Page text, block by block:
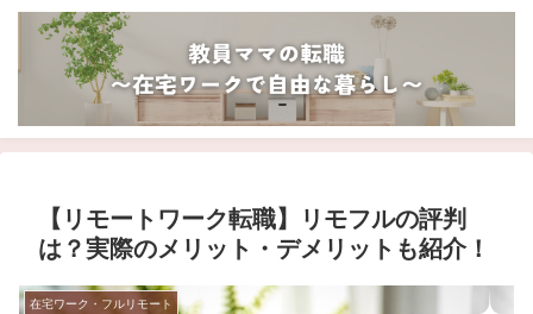
【リモートワーク転職】リモフルの評判
は？実際のメリット・デメリットも紹介！
在宅ワーク・フルリモート